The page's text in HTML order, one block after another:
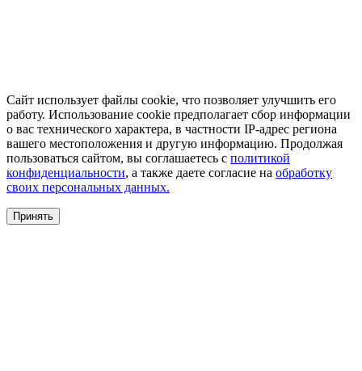
Сайт использует файлы cookie, что позволяет улучшить его
работу. Использование cookie предполагает сбор информации
о вас технического характера, в частности IP-адрес региона
вашего местоположения и другую информацию. Продолжая
пользоваться сайтом, вы соглашаетесь с политикой
конфиденциальности, а также даете согласие на обработку
своих персональных данных.
Принять